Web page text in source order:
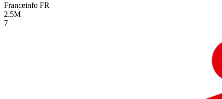
Franceinfo FR
2.5M
7